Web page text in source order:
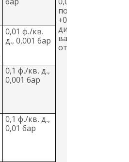
показаний
+0,01 % от
диапазона,
вакуум ± 0,1 %
от диапазона
0,01 ф./кв.
д., 0,001 бар
0,1 ф./кв. д.,
0,001 бар
0,1 ф./кв. д.,
0,01 бар